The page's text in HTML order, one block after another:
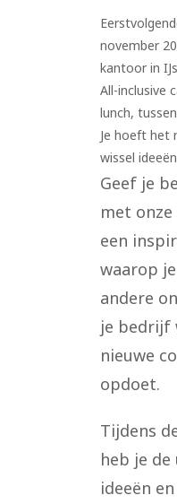
november
kantoor in
All-inclusive
lunch,
Je hoeft het
wissel
Geef je
met
een
waarop
andere
je bedrijf
nieuwe
opdoet.
Tijdens
heb je de
ideeën